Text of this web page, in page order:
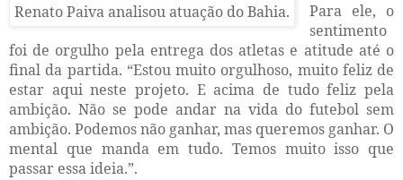
Renato Paiva analisou atuação do Bahia.
Para ele, o
sentimento
foi de orgulho pela entrega dos atletas e atitude até o
final da partida. “Estou muito orgulhoso, muito feliz de
estar aqui neste projeto. E acima de tudo feliz pela
ambição. Não se pode andar na vida do futebol sem
ambição. Podemos não ganhar, mas queremos ganhar. O
mental que manda em tudo. Temos muito isso que
passar essa ideia.”.